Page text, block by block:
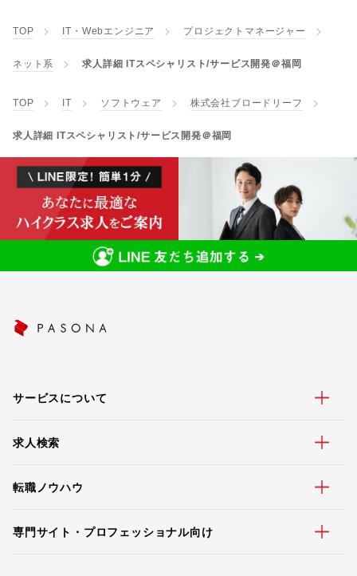
TOP IT・Webエンジニア プロジェクトマネージャー
ネット系 求人詳細 ITスペシャリスト/サービス開発＠福岡
TOP IT ソフトウェア 株式会社ブロードリーフ
求人詳細 ITスペシャリスト/サービス開発＠福岡
サービスについて
求人検索
転職ノウハウ
専門サイト・プロフェッショナル向け